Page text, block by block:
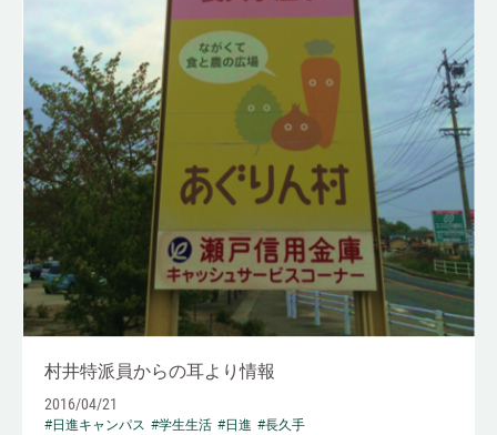
村井特派員からの耳より情報
2016/04/21
#日進キャンパス #学生生活 #日進 #長久手